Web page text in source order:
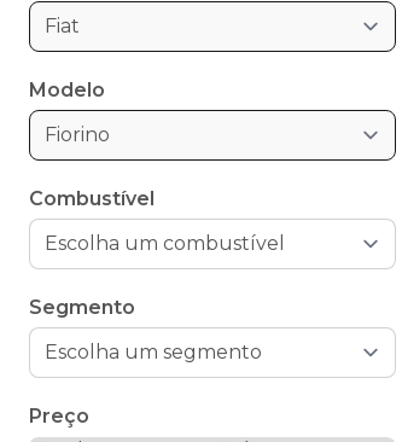
Fiat
Modelo
Fiorino
Combustível
Segmento
Preço